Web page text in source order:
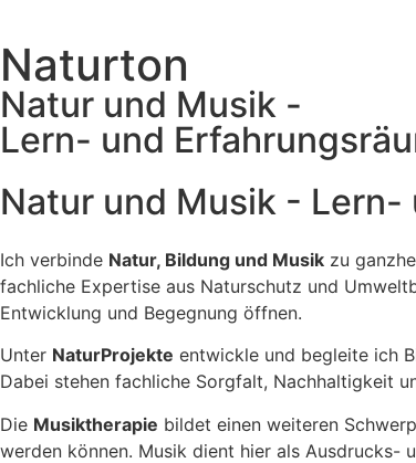
Naturton
Natur und Musik -
Lern- und
Natur und Musik - Lern-
Ich verbinde Natur, Bildung und Musik zu
fachliche Expertise aus Naturschutz und
Entwicklung und Begegnung öffnen.
Unter NaturProjekte entwickle und begleite ich
Dabei stehen fachliche Sorgfalt, Nachhaltigkeit
Die Musiktherapie bildet einen weiteren
werden können. Musik dient hier als Ausdrucks-